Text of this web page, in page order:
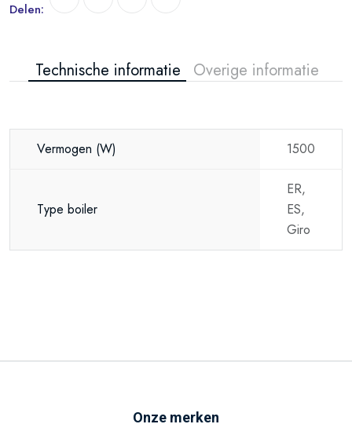
Delen:
Technische informatie Overige informatie
Vermogen (W) 1500
Type boiler
ER,
ES,
Giro
Onze merken